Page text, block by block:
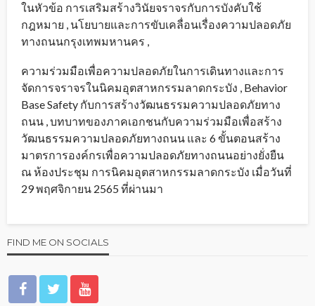
ในหัวข้อ การเสริมสร้างวินัยจราจรกับการบังคับใช้
กฎหมาย , นโยบายและการขับเคลื่อนเรื่องความปลอดภัย
ทางถนนกรุงเทพมหานคร ,
ความร่วมมือเพื่อความปลอดภัยในการเดินทางและการ
จัดการจราจรในนิคมอุตสาหกรรมลาดกระบัง , Behavior
Base Safety กับการสร้างวัฒนธรรมความปลอดภัยทาง
ถนน , บทบาทของภาคเอกชนกับความร่วมมือเพื่อสร้าง
วัฒนธรรมความปลอดภัยทางถนน และ 6 ขั้นตอนสร้าง
มาตรการองค์กรเพื่อความปลอดภัยทางถนนอย่างยั่งยืน
ณ ห้องประชุม การนิคมอุตสาหกรรมลาดกระบัง เมื่อวันที่
29 พฤศจิกายน 2565 ที่ผ่านมา
FIND ME ON SOCIALS